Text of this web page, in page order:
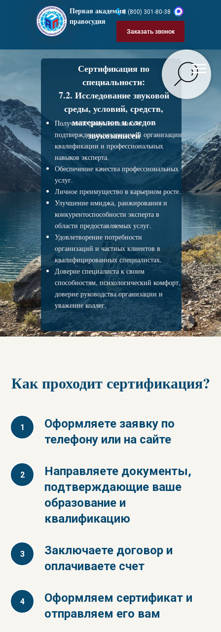
Первая академия
правосудия
Заказать звонок
8 (800) 301-80-38
Сертификация по
специальности:
7.2. Исследование звуковой
среды, условий, средств,
материалов и следов
звукозаписей
Получение документального
подтверждения независимой организации
квалификации и профессиональных
навыков эксперта.
Обеспечение качества профессиональных
услуг.
Личное преимущество в карьерном росте.
Улучшение имиджа, ранжирования и
конкурентоспособности эксперта в
области предоставляемых услуг.
Удовлетворение потребности
организаций и частных клиентов в
квалифицированных специалистах.
Доверие специалиста к своим
способностям, психологический комфорт,
доверие руководства организации и
уважение коллег.
Как проходит сертификация?
Оформляете заявку по
телефону или на сайте
Направляете документы,
подтверждающие ваше
образование и
квалификацию
Заключаете договор и
оплачиваете счет
Оформляем сертификат и
отправляем его вам